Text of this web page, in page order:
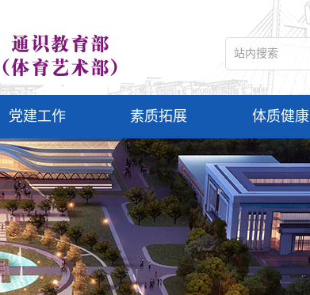
党建工作 素质拓展 体质健康